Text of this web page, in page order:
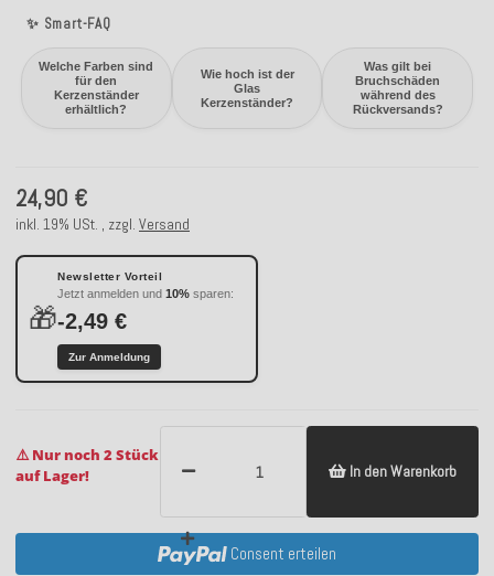
✨ Smart-FAQ
Welche Farben sind
für den
Kerzenständer
erhältlich?
Wie hoch ist der
Glas
Kerzenständer?
Was gilt bei
Bruchschäden
während des
Rückversands?
24,90 €
inkl. 19% USt. , zzgl. Versand
🎁
Newsletter Vorteil
Jetzt anmelden und 10% sparen:
-2,49 €
Zur Anmeldung
⚠️ Nur noch 2 Stück
auf Lager!
In den Warenkorb
Consent erteilen